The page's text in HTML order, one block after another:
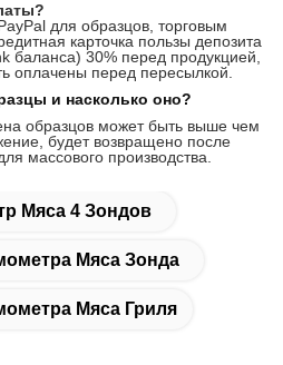
для образцов, торговым
карточка пользы депозита
баланса) 30% перед продукцией,
оплачены перед пересылкой.
и насколько оно?
образцов может быть выше чем
будет возвращено после
массового производства.
Мяса 4 Зондов
Мяса Зонда
Мяса Гриля